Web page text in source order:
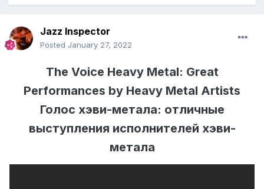
Jazz Inspector
Posted January 27, 2022
The Voice Heavy Metal: Great
Performances by Heavy Metal Artists
Голос хэви-метала: отличные
выступления исполнителей хэви-
метала